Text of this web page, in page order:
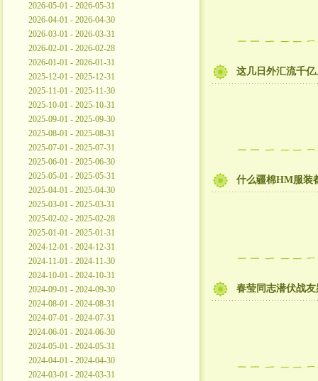
2026-05-01 - 2026-05-31
2026-04-01 - 2026-04-30
2026-03-01 - 2026-03-31
2026-02-01 - 2026-02-28
2026-01-01 - 2026-01-31
2025-12-01 - 2025-12-31
2025-11-01 - 2025-11-30
2025-10-01 - 2025-10-31
2025-09-01 - 2025-09-30
2025-08-01 - 2025-08-31
2025-07-01 - 2025-07-31
2025-06-01 - 2025-06-30
2025-05-01 - 2025-05-31
2025-04-01 - 2025-04-30
2025-03-01 - 2025-03-31
2025-02-02 - 2025-02-28
2025-01-01 - 2025-01-31
2024-12-01 - 2024-12-31
2024-11-01 - 2024-11-30
2024-10-01 - 2024-10-31
2024-09-01 - 2024-09-30
2024-08-01 - 2024-08-31
2024-07-01 - 2024-07-31
2024-06-01 - 2024-06-30
2024-05-01 - 2024-05-31
2024-04-01 - 2024-04-30
2024-03-01 - 2024-03-31
这几日外汇流千
什么疆棉HM服装
春莹同志潜伏战